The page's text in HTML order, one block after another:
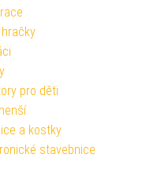
pro děti
a kostky
stavebnice